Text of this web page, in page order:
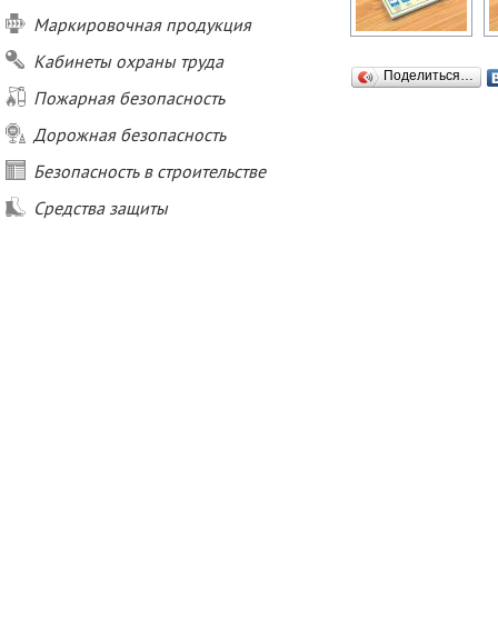
Маркировочная продукция
Кабинеты охраны труда
Пожарная безопасность
Дорожная безопасность
Безопасность в строительстве
Средства защиты
Поделиться…